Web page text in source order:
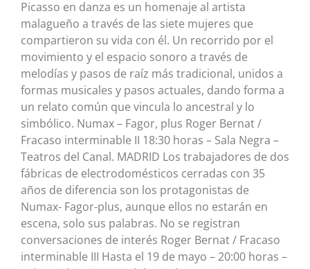
Picasso en danza es un homenaje al artista
malagueño a través de las siete mujeres que
compartieron su vida con él. Un recorrido por el
movimiento y el espacio sonoro a través de
melodías y pasos de raíz más tradicional, unidos a
formas musicales y pasos actuales, dando forma a
un relato común que vincula lo ancestral y lo
simbólico. Numax – Fagor, plus Roger Bernat /
Fracaso interminable II 18:30 horas – Sala Negra –
Teatros del Canal. MADRID Los trabajadores de dos
fábricas de electrodomésticos cerradas con 35
años de diferencia son los protagonistas de
Numax- Fagor-plus, aunque ellos no estarán en
escena, solo sus palabras. No se registran
conversaciones de interés Roger Bernat / Fracaso
interminable III Hasta el 19 de mayo – 20:00 horas –